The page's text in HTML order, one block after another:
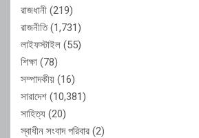
রাজধানী (219)
রাজনীতি(1,731)
লাইফস্টাইল (55)
শিক্ষা (78)
সম্পাদকীয় (16)
সারাদেশ (10,381)
সাহিত্য (20)
স্বাধীন সংবাদ পরিবার (2)